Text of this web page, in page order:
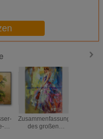
Bunte weibliche
Zusammenfassung
des großen